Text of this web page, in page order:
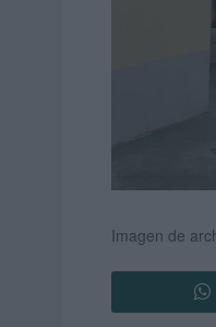
Imagen de